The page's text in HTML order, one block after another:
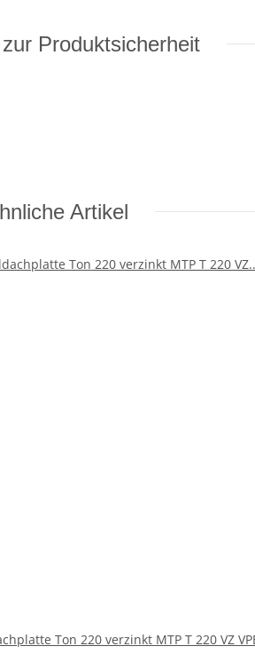
Produktsicherheit
Artikel
Ton 220 verzinkt MTP T 220 VZ